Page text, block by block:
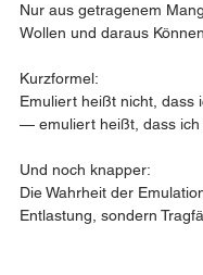
Nur aus getragenem
Wollen und daraus
Kurzformel:
Emuliert heißt nicht, dass
— emuliert heißt, dass ich
Und noch knapper:
Die Wahrheit der
Entlastung, sondern